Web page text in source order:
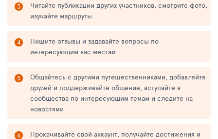
Читайте публикации других участников, смотрите фото,
изучайте маршруты
Пишите отзывы и задавайте вопросы по
интересующим вас местам
Общайтесь с другими путешественниками, добавляйте
друзей и поддерживайте общение, вступайте в
сообщества по интересующим темам и следите на
новостями
Прокачивайте свой аккаунт, получайте достижения и